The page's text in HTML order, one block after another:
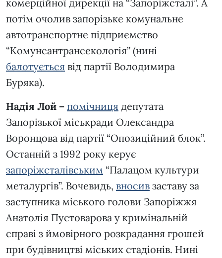
комерційної дирекції на “Запоріжсталі”. А
потім очолив запорізьке комунальне
автотранспортне підприємство
“Комунсантрансекологія” (нині
балотується від партії Володимира
Буряка).
Надія Лой – помічниця депутата
Запорізької міськради Олександра
Воронцова від партії “Опозиційний блок”.
Останній з 1992 року керує
запоріжсталівським “Палацом культури
металургів”. Вочевидь, вносив заставу за
заступника міського голови Запоріжжя
Анатолія Пустоварова у кримінальній
справі з ймовірного розкрадання грошей
при будівництві міських стадіонів. Нині